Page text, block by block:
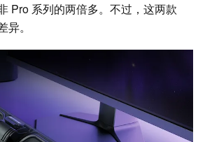
Pro 系列的两倍多。不过，这两款
。